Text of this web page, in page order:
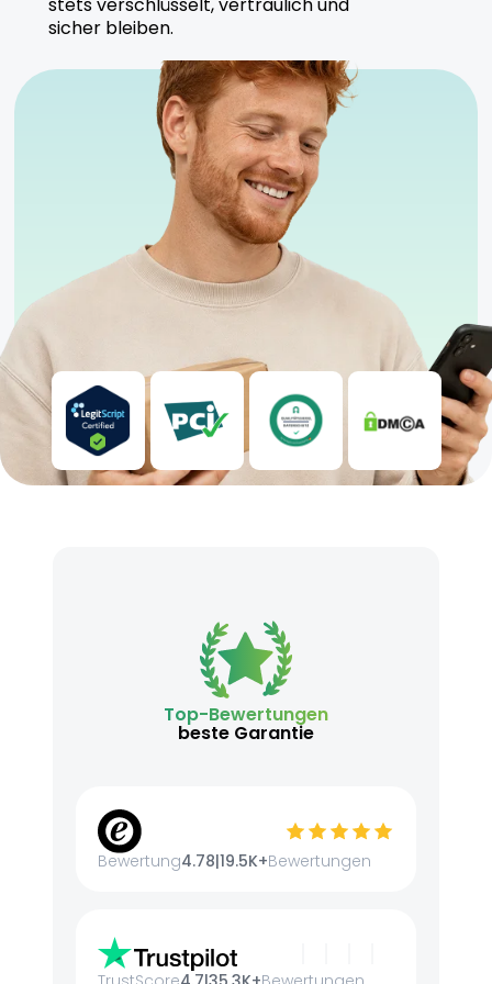
Fokus auf Reinheit und Konsistenz.
Sicherheitshinweise
Trocken und kühl lagern
Anwendung unter ärztlicher Aufsicht empfohlen
Für erfahrene Nutzer geeignet
stets verschlüsselt, vertraulich und
sicher bleiben.
Top-Bewertungen
beste Garantie
Bewertung4.78|19.5K+Bewertungen